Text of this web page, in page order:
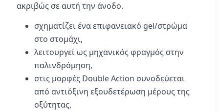
ακριβώς σε αυτή την άνοδο.
σχηματίζει ένα επιφανειακό gel/στρώμα
στο στομάχι,
λειτουργεί ως μηχανικός φραγμός στην
παλινδρόμηση,
στις μορφές Double Action συνοδεύεται
από αντιόξινη εξουδετέρωση μέρους της
οξύτητας,